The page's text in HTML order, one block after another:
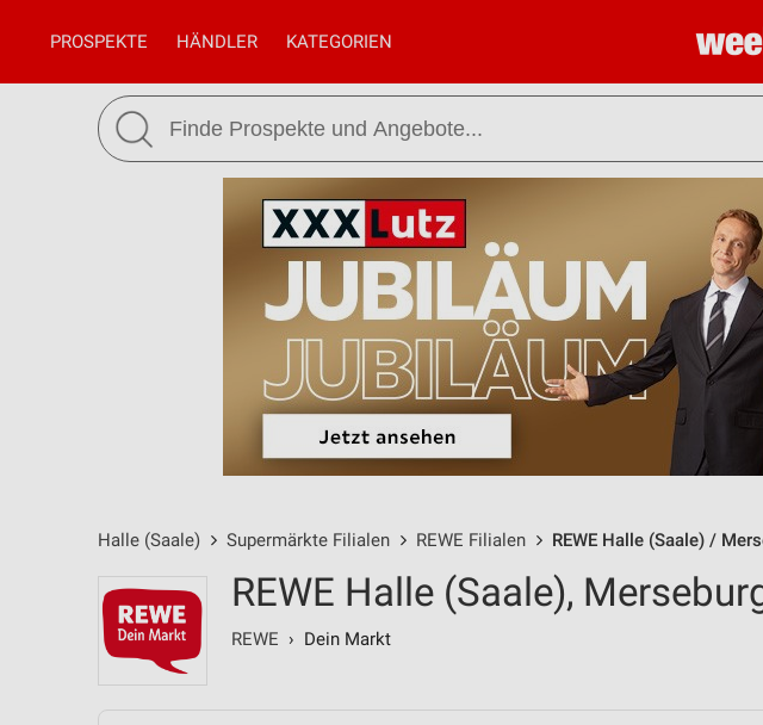
PROSPEKTE HÄNDLER KATEGORIEN
Halle (Saale) Supermärkte Filialen REWE Filialen REWE Halle (Saale) /
REWE Halle (Saale),
REWE › Dein Markt